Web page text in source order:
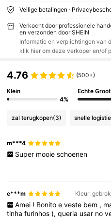
Veilige betalingen ·
Verkocht door professionele
en verzonden door SHEIN
Informatie en verplichtingen van
klik hier om deze verkoper en/of
4.76 (500+)
Klein
4%
Echte
zal terugkopen(3) snelle
m***4
Super mooie schoenen
e***m Kleur:
Amei ! Bonito e veste bem ,
tinhafurinhos),queria usar no